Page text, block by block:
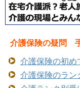
介護保険の疑問
介護保険の初め
介護保険のラン